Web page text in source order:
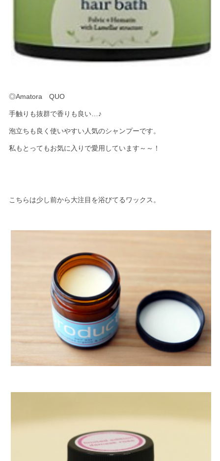
◎Amatora QUO
手触りも抜群で香りも良い…♪
泡立ちも良く使いやすい人気のシャンプーです。
私もとってもお気に入りで愛用しています～～！
こちらは少し前から大注目を浴びてるワックス。